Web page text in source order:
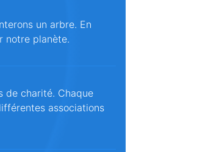
un arbre. En
notre planète.
de charité. Chaque
associations